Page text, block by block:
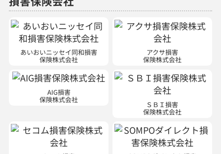
あいおいニッセイ同和損害
保険株式会社
アクサ損害
保険株式会社
AIG損害
保険株式会社
ＳＢＩ損害
保険株式会社